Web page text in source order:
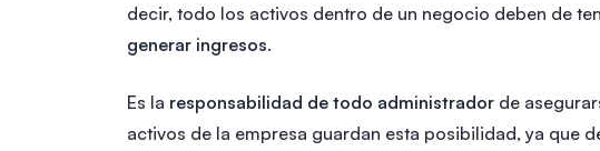
decir, todo los activos dentro de un negocio deben de
generar ingresos.
Es la responsabilidad de todo administrador de
activos de la empresa guardan esta posibilidad, ya que